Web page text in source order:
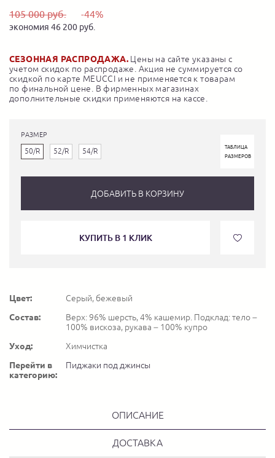
105 000 руб. -44%
экономия 46 200 руб.
СЕЗОННАЯ РАСПРОДАЖА. Цены на сайте указаны с
учетом скидок по распродаже. Акция не суммируется со
скидкой по карте MEUCCI и не применяется к товарам
по финальной цене. В фирменных магазинах
дополнительные скидки применяются на кассе.
РАЗМЕР
50/R 52/R 54/R
ТАБЛИЦА
РАЗМЕРОВ
ДОБАВИТЬ В КОРЗИНУ
КУПИТЬ В 1 КЛИК
Цвет:
Серый, бежевый
Состав:
Верх: 96% шерсть, 4% кашемир. Подклад: тело –
100% вискоза, рукава – 100% купро
Уход:
Химчистка
Перейти в
категорию:
Пиджаки под джинсы
ОПИСАНИЕ
ДОСТАВКА